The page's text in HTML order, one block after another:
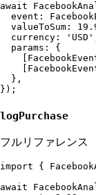
await
event:
valueToSum:
currency:
  params: {
  },
logPurchase
フルリファレンス
import {
await